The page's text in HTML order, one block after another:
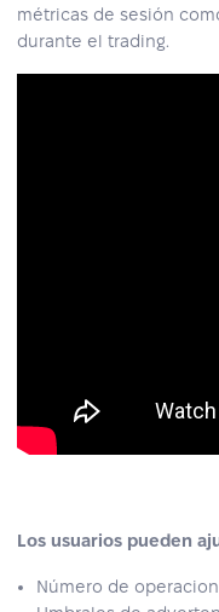
métricas de sesión
durante el trading.
Los usuarios pueden
Número de